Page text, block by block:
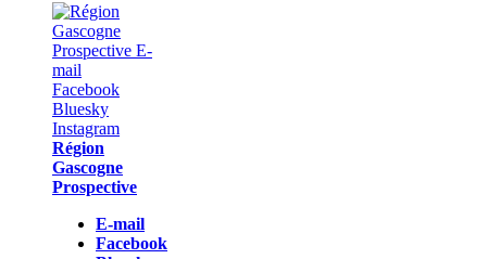
Région
Gascogne
Prospective
E-mail
Facebook